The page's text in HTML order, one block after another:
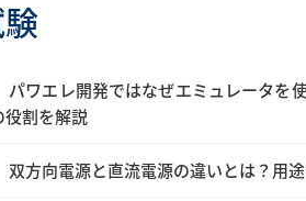
パワエレ開発ではなぜエミュレータを
役割を解説
双方向電源と直流電源の違いとは？用